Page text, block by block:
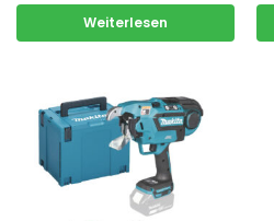
Weiterlesen